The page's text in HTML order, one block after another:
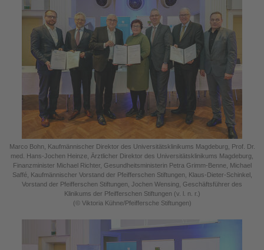
Marco Bohn, Kaufmännischer Direktor des Universitätsklinikums Magdeburg, Prof. Dr.
med. Hans-Jochen Heinze, Ärztlicher Direktor des Universitätsklinikums Magdeburg,
Finanzminister Michael Richter, Gesundheitsministerin Petra Grimm-Benne, Michael
Saffé, Kaufmännischer Vorstand der Pfeifferschen Stiftungen, Klaus-Dieter-Schinkel,
Vorstand der Pfeifferschen Stiftungen, Jochen Wensing, Geschäftsführer des
Klinikums der Pfeifferschen Stiftungen (v. l. n. r.)
(© Viktoria Kühne/Pfeiffersche Stiftungen)